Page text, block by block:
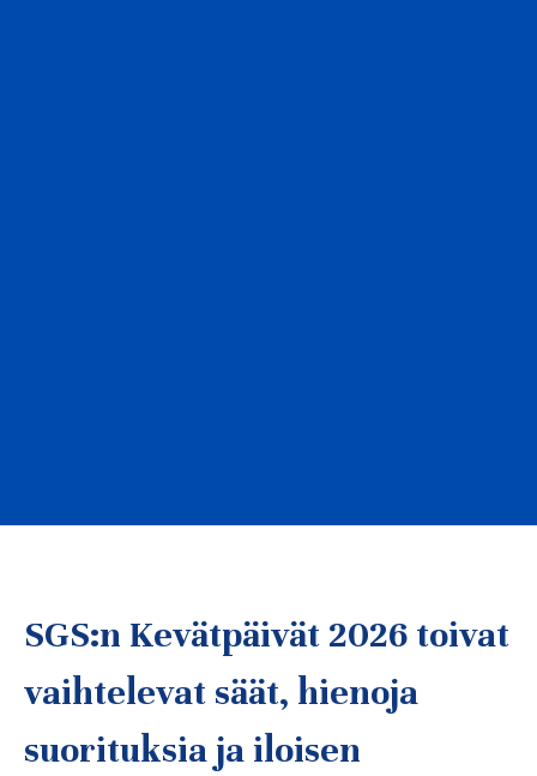
SGS:n Kevätpäivät 2026 toivat
vaihtelevat säät, hienoja
suorituksia ja iloisen